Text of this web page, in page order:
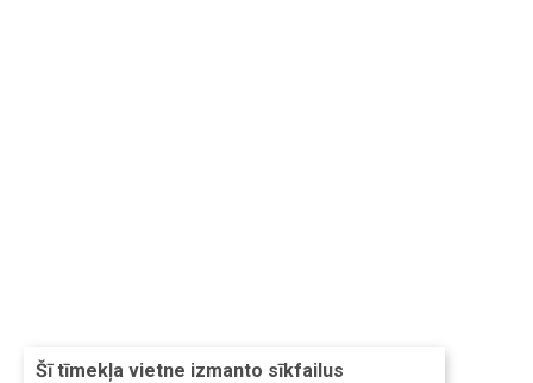
Šī tīmekļa vietne izmanto sīkfailus